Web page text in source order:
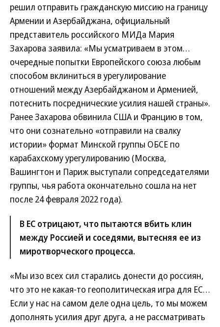
решил отправить гражданскую миссию на границу
Армении и Азербайджана, официальный
представитель российского МИДа Мария
Захарова заявила: «Мы усматриваем в этом…
очередные попытки Европейского союза любым
способом вклиниться в урегулирование
отношений между Азербайджаном и Арменией,
потеснить посреднические усилия нашей страны».
Ранее Захарова обвинила США и Францию в том,
что они сознательно «отправили на свалку
истории» формат Минской группы ОБСЕ по
карабахскому урегулированию (Москва,
Вашингтон и Париж выступали сопредседателями
группы, чья работа окончательно сошла на нет
после 24 февраля 2022 года).
В ЕС отрицают, что пытаются вбить клин
между Россией и соседями, вытесняя ее из
миротворческого процесса.
«Мы изо всех сил старались донести до россиян,
что это не какая-то геополитическая игра для ЕС…
Если у нас на самом деле одна цель, то мы можем
дополнять усилия друг друга, а не рассматривать